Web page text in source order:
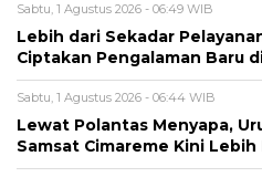
Sabtu, 1 Agustus 2026 - 06:49 WIB
Lebih dari Sekadar
Ciptakan Pengalaman Baru
Sabtu, 1 Agustus 2026 - 06:44 WIB
Lewat Polantas Menyapa,
Samsat Cimareme Kini Lebih